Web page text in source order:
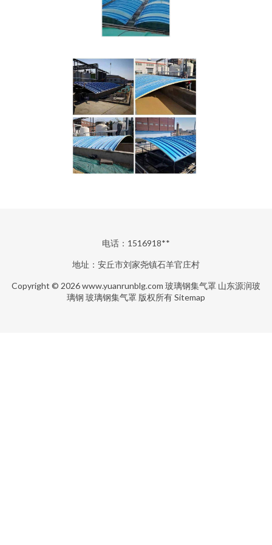
电话：1516918**
地址：安丘市刘家尧镇石羊官庄村
Copyright © 2026www.yuanrunblg.com 玻璃钢集气罩 山东源润玻
璃钢 玻璃钢集气罩 版权所有Sitemap